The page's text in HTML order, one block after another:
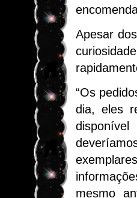
Apesar
“Os
dia, eles
mesmo